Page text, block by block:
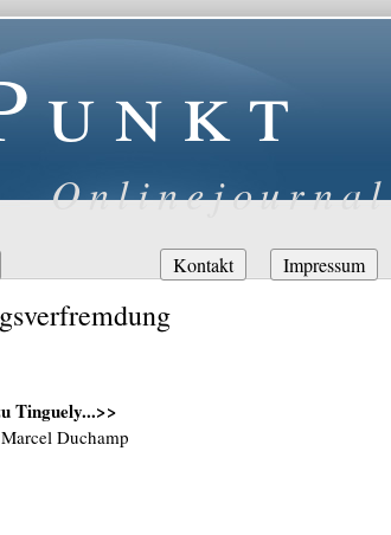
Onlinejournal
Navigation
überspringen
Kontakt Impressum
Tinguely...>>
Duchamp